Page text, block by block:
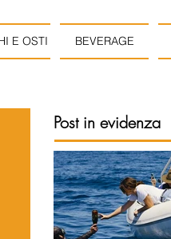
E OSTI BEVERAGE
Post in evidenza